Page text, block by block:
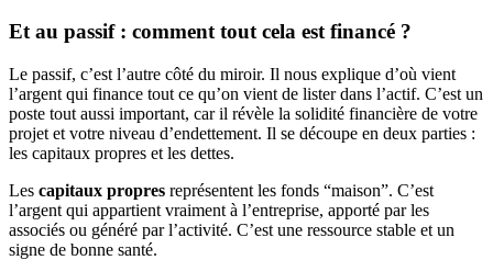
Et au passif : comment tout cela est financé ?
Le passif, c’est l’autre côté du miroir. Il nous explique d’où vient
l’argent qui finance tout ce qu’on vient de lister dans l’actif. C’est un
poste tout aussi important, car il révèle la solidité financière de votre
projet et votre niveau d’endettement. Il se découpe en deux parties :
les capitaux propres et les dettes.
Les capitaux propres représentent les fonds “maison”. C’est
l’argent qui appartient vraiment à l’entreprise, apporté par les
associés ou généré par l’activité. C’est une ressource stable et un
signe de bonne santé.